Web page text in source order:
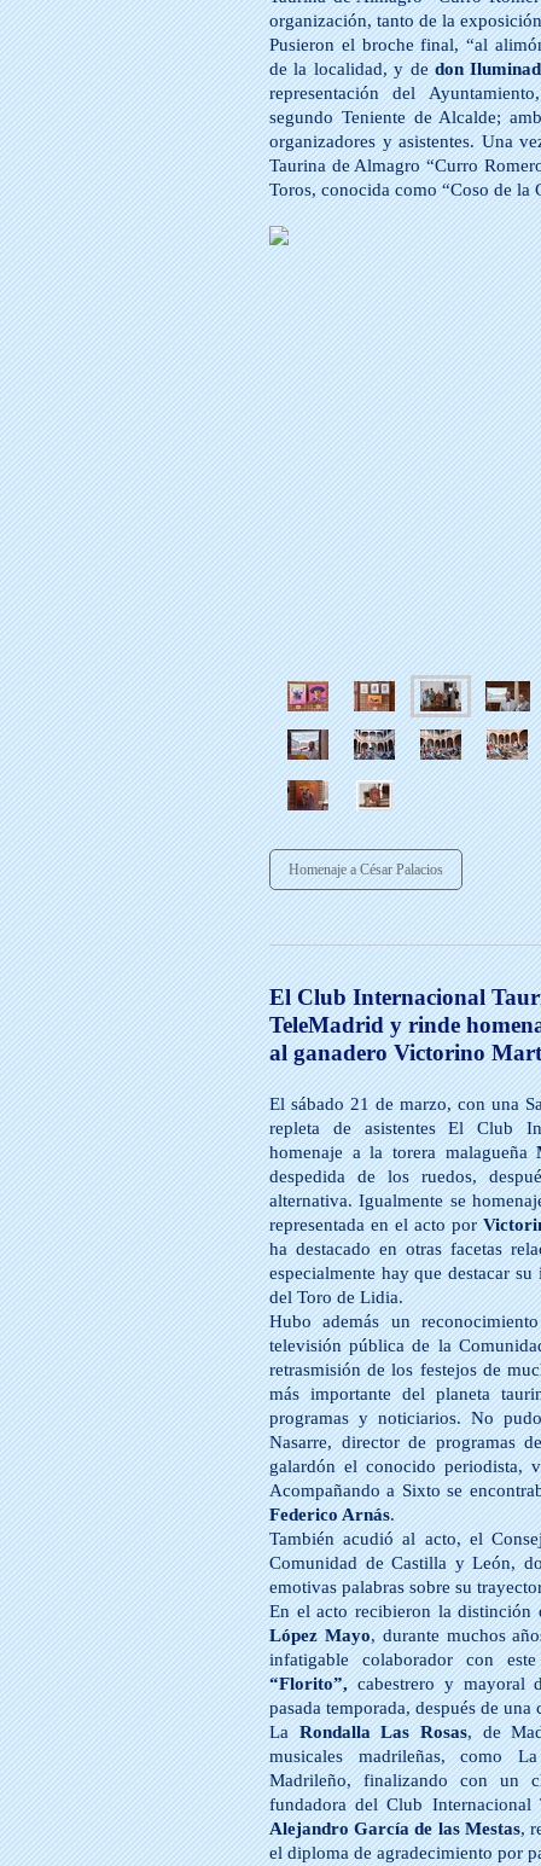
organización, tanto de la
Pusieron el broche final, “al
de la localidad, y dedon
representación del
segundo Teniente de Alcalde;
organizadores y asistentes. Una
Taurina de Almagro “Curro
Toros, conocida como “Coso de
Homenaje a César Palacios
El Club Internacional
TeleMadrid y rinde
al ganadero Victorino
El sábado 21 de marzo, con una
repleta de asistentes El Club
homenaje a la torera malagueña
despedida de los ruedos,
alternativa. Igualmente se
representada en el acto por
ha destacado en otras facetas
especialmente hay que destacar
del Toro de Lidia.
Hubo además un
televisión pública de la
retrasmisión de los festejos de
más importante del planeta
programas y noticiarios. No
Nasarre, director de programas
galardón el conocido periodista,
Acompañando a Sixto se
Federico Arnás.
También acudió al acto, el
Comunidad de Castilla y León,
emotivas palabras sobre su
En el acto recibieron la
López Mayo, durante muchos
infatigable colaborador con
“Florito”,cabestrero y mayoral
pasada temporada, después de
LaRondalla Las Rosas, de
musicales madrileñas, como
Madrileño, finalizando con un
fundadora del Club
Alejandro García de las Mestas,
el diploma de agradecimiento por